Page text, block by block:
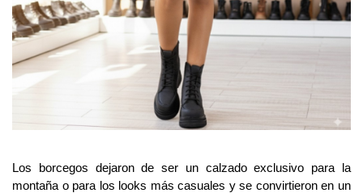
Los borcegos dejaron de ser un calzado exclusivo para la
montaña o para los looks más casuales y se convirtieron en un